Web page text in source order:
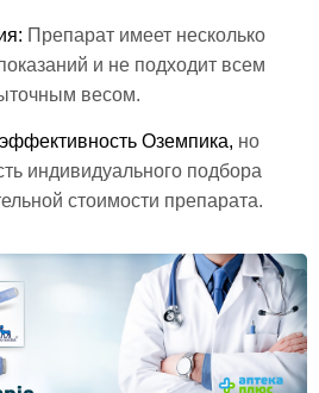
Препарат имеет несколько
и не подходит всем
весом.
Оземпика, но
индивидуального подбора
стоимости препарата.